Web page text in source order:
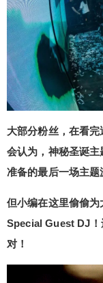
大部分粉丝，在看
会认为，神秘圣诞
准备的最后一场主题
但小编在这里偷偷
Special Guest DJ！
对！